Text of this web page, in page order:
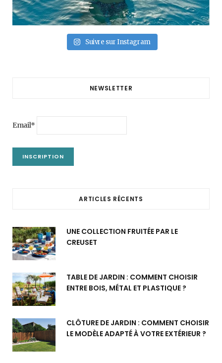
Suivre sur Instagram
NEWSLETTER
Email*
ARTICLES RÉCENTS
UNE COLLECTION FRUITÉE PAR LE
CREUSET
TABLE DE JARDIN : COMMENT CHOISIR
ENTRE BOIS, MÉTAL ET PLASTIQUE ?
CLÔTURE DE JARDIN : COMMENT CHOISIR
LE MODÈLE ADAPTÉ À VOTRE EXTÉRIEUR ?